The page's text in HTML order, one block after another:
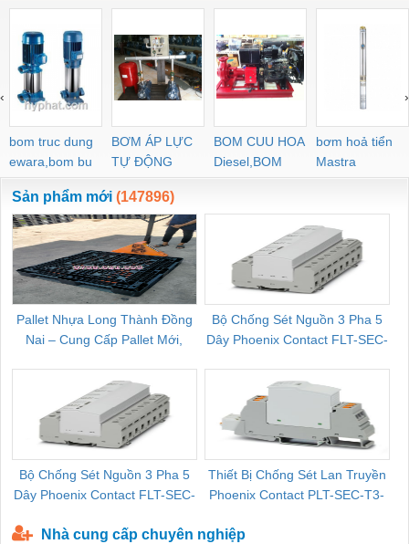
bom truc dung
ewara,bom bu
ewara
BƠM ÁP LỰC
TỰ ĐỘNG
BOM CUU HOA
Diesel,BOM
CHUA CHAY
bơm hoả tiển
Mastra
‹ ›
Sản phẩm mới (147896)
Pallet Nhựa Long Thành Đồng
Nai – Cung Cấp Pallet Mới,
Bộ Chống Sét Nguồn 3 Pha 5
Dây Phoenix Contact FLT-SEC-
Bộ Chống Sét Nguồn 3 Pha 5
Dây Phoenix Contact FLT-SEC-
Thiết Bị Chống Sét Lan Truyền
Phoenix Contact PLT-SEC-T3-
Nhà cung cấp chuyên nghiệp